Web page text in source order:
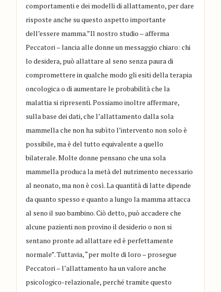
comportamenti e dei modelli di allattamento, per dare
risposte anche su questo aspetto importante
dell’essere mamma.”Il nostro studio – afferma
Peccatori – lancia alle donne un messaggio chiaro: chi
lo desidera, può allattare al seno senza paura di
compromettere in qualche modo gli esiti della terapia
oncologica o di aumentare le probabilità che la
malattia si ripresenti. Possiamo inoltre affermare,
sulla base dei dati, che l’allattamento dalla sola
mammella che non ha subìto l’intervento non solo è
possibile, ma è del tutto equivalente a quello
bilaterale. Molte donne pensano che una sola
mammella produca la metà del nutrimento necessario
al neonato, ma non è così. La quantità di latte dipende
da quanto spesso e quanto a lungo la mamma attacca
al seno il suo bambino. Ciò detto, può accadere che
alcune pazienti non provino il desiderio o non si
sentano pronte ad allattare ed è perfettamente
normale”. Tuttavia, “per molte di loro – prosegue
Peccatori – l’allattamento ha un valore anche
psicologico-relazionale, perché tramite questo